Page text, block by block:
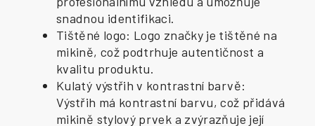
snadnou identifikaci.
Tištěné logo: Logo značky je tištěné na
mikině, což podtrhuje autentičnost a
kvalitu produktu.
Kulatý výstřih v kontrastní barvě:
Výstřih má kontrastní barvu, což přidává
mikině stylový prvek a zvýrazňuje její